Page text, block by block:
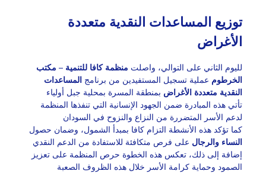
توزيع المساعدات النقدية متعددة
الأغراض
لليوم الثاني على التوالي، واصلت منظمة كافا للتنمية – مكتب
الخرطوم عملية تسجيل المستفيدين من برنامج المساعدات
النقدية متعددة الأغراض بمنطقة المسرة بمحلية جبل أولياء
تأتي هذه المبادرة ضمن الجهود الإنسانية التي تنفذها المنظمة
لدعم الأسر المتضررة من النزاع والنزوح في السودان
كما تؤكد هذه الأنشطة التزام كافا بمبدأ الشمول، وضمان حصول
النساء والرجال على فرص متكافئة للاستفادة من الدعم النقدي
إضافة إلى ذلك، تعكس هذه الخطوة حرص المنظمة على تعزيز
الصمود وحماية كرامة الأسر خلال هذه الظروف الصعبة